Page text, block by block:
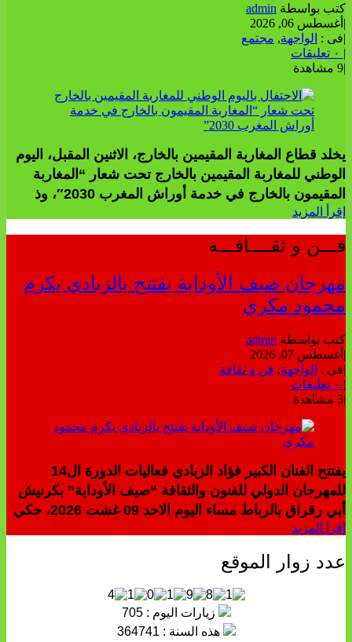
كتب بواسطة admin
| أغسطس 06, 2026
|فى : الواجهة, مجتمع
|
|9 مشاهدة
يخلد قطاع المغاربة المقيمين بالخارج، الاثنين المقبل، اليوم
الوطني للمغاربة المقيمين بالخارج تحت شعار “المغاربة
المقيمون بالخارج في خدمة أوراش المغرب 2030″، وذ
إقرأ المزيد
فـــن و ثقــــافـــة
مهرجان صيف الأوداية يفتتح بالزبادي يكرم
محمود مكري
كتب بواسطة admin
| أغسطس 07, 2026
|فى : الواجهة, فن و ثقافة
|
|3 مشاهدة
يفتتح الفنان الكبير فؤاد الزبادي فعاليات الدورة ال14
للمهرجان الدولي للفنون والثقافة “صيف الأوداية” بكرنيش
أبي رقراق بالرباط مساء اليوم الاحد 09 غشت 2026، حكي
إقرأ المزيد
عدد زوار الموقع
زيارات اليوم : 705
هذه السنة : 364741